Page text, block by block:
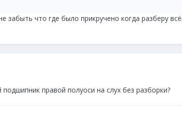
забыть что где было прикручено когда разберу
правой полуоси на слух без разборки?